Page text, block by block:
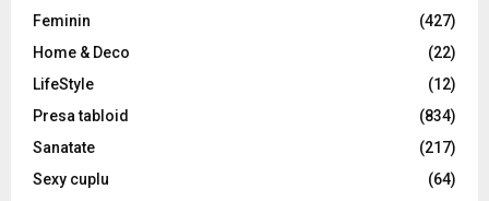
Feminin
(427)
Home & Deco
(22)
LifeStyle
(12)
Presa tabloid
(834)
Sanatate
(217)
Sexy cuplu
(64)